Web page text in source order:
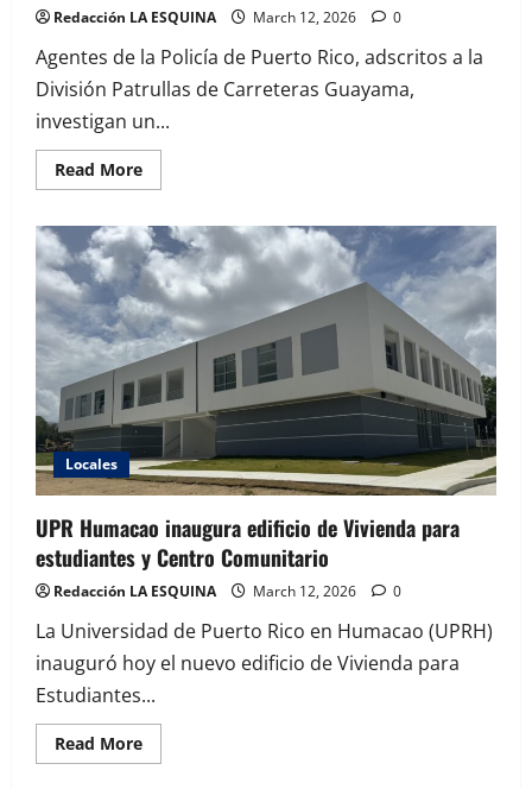
Redacción LA ESQUINA March 12, 2026 0
Agentes de la Policía de Puerto Rico, adscritos a la
División Patrullas de Carreteras Guayama,
investigan un...
Read MoreRead
more
muerto
y
dos
heridos
por
accidente
de
auto
en
Guayama
Locales
UPR Humacao inaugura edificio de Vivienda para
estudiantes y Centro Comunitario
Redacción LA ESQUINA March 12, 2026 0
La Universidad de Puerto Rico en Humacao (UPRH)
inauguró hoy el nuevo edificio de Vivienda para
Estudiantes...
Read MoreRead
more